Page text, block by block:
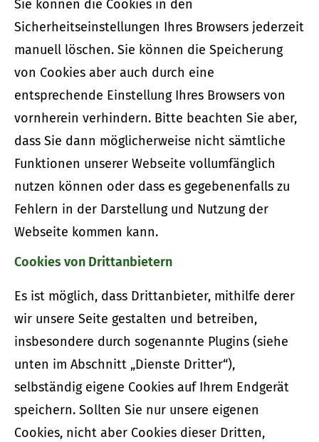
Sie können die Cookies in den
Sicherheitseinstellungen Ihres Browsers jederzeit
manuell löschen. Sie können die Speicherung
von Cookies aber auch durch eine
entsprechende Einstellung Ihres Browsers von
vornherein verhindern. Bitte beachten Sie aber,
dass Sie dann möglicherweise nicht sämtliche
Funktionen unserer Webseite vollumfänglich
nutzen können oder dass es gegebenenfalls zu
Fehlern in der Darstellung und Nutzung der
Webseite kommen kann.
Cookies von Drittanbietern
Es ist möglich, dass Drittanbieter, mithilfe derer
wir unsere Seite gestalten und betreiben,
insbesondere durch sogenannte Plugins (siehe
unten im Abschnitt „Dienste Dritter“),
selbständig eigene Cookies auf Ihrem Endgerät
speichern. Sollten Sie nur unsere eigenen
Cookies, nicht aber Cookies dieser Dritten,